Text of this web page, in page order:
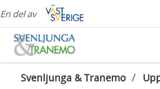
En del av
Svenljunga & Tranemo /